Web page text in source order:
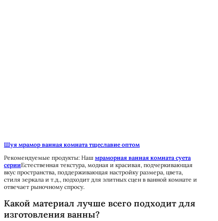
Шуя мрамор ванная комната тщеславие оптом
Рекомендуемые продукты: Наш мраморная ванная комната суета
серииЕстественная текстура, модная и красивая, подчеркивающая
вкус пространства, поддерживающая настройку размера, цвета,
стиля зеркала и т.д., подходит для элитных сцен в ванной комнате и
отвечает рыночному спросу.
Какой материал лучше всего подходит для
изготовления ванны?